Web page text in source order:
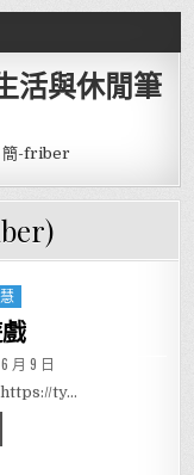
活與休閒筆
簡-friber
DATE:
月 9 日
https://ty…
象棋-暗棋遊戲